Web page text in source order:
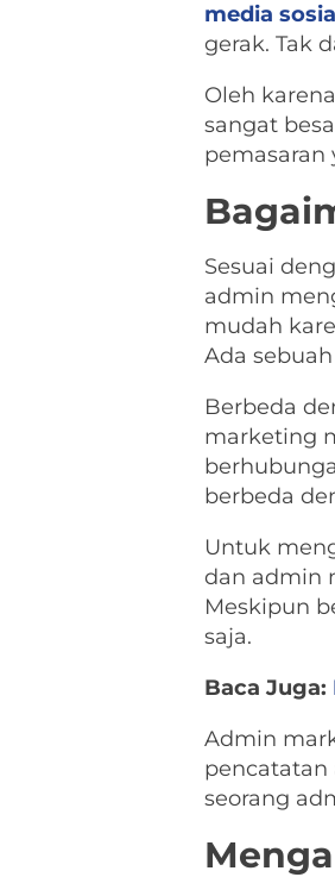
media
gerak. Tak
Oleh
sangat
Sesuai
admin
mudah
Ada
Berbeda
marketing
berbeda
Untuk
dan admin
Meskipun
saja.
Baca Juga:
Admin
pencatatan
seorang